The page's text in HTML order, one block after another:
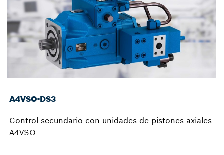
A4VSO-DS3
Control secundario con unidades de pistones axiales
A4VSO